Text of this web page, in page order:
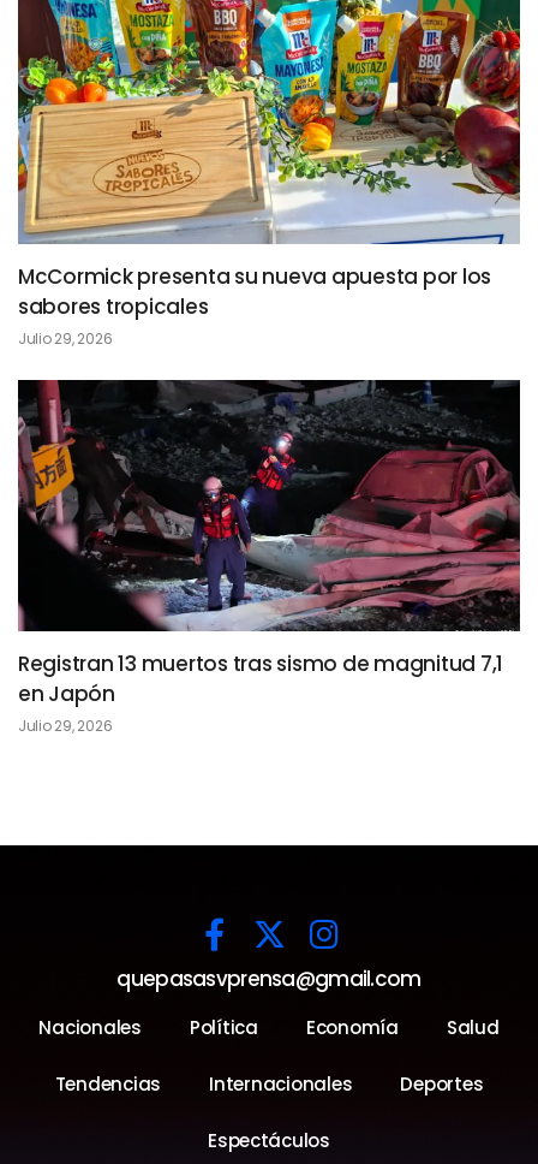
McCormick presenta su nueva apuesta por los
sabores tropicales
Julio 29, 2026
Registran 13 muertos tras sismo de magnitud 7,1
en Japón
Julio 29, 2026
quepasasvprensa@gmail.com
Nacionales Política Economía Salud
Tendencias Internacionales Deportes
Espectáculos